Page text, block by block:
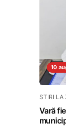
10
STIRI LA
Vară